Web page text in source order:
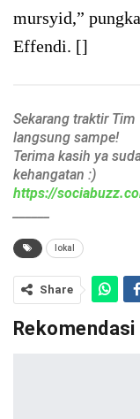
mursyid,”
Effendi. []
Sekarang traktir Tim
langsung sampe!
Terima kasih ya
kehangatan :)
https://
lokal
Share
Rekomendasi